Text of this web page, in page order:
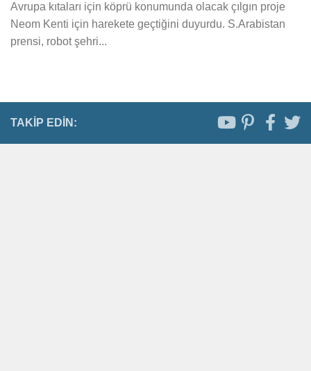
Avrupa kıtaları için köprü konumunda olacak çılgın proje
Neom Kenti için harekete geçtiğini duyurdu. S.Arabistan
prensi, robot şehri...
TAKIP EDIN: